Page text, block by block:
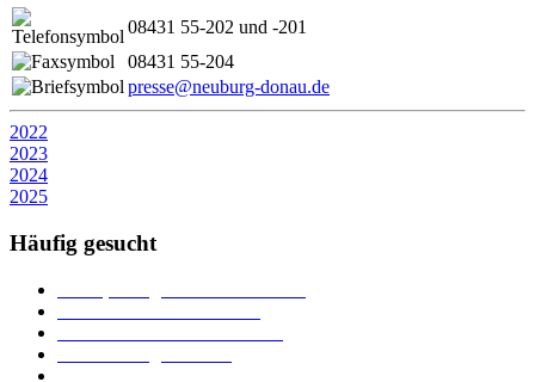
08431 55-202 und -201
08431 55-204
presse@neuburg-donau.de
2022
2023
2024
2025
Häufig gesucht